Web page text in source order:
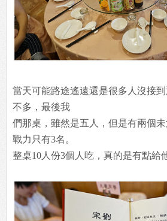
當天可能路途遙遠還是很多人沒接
不多，最後我
們那桌，雖然是五人，但是有兩個
戰力只有3名。
整桌10人份3個人吃，真的是有點給